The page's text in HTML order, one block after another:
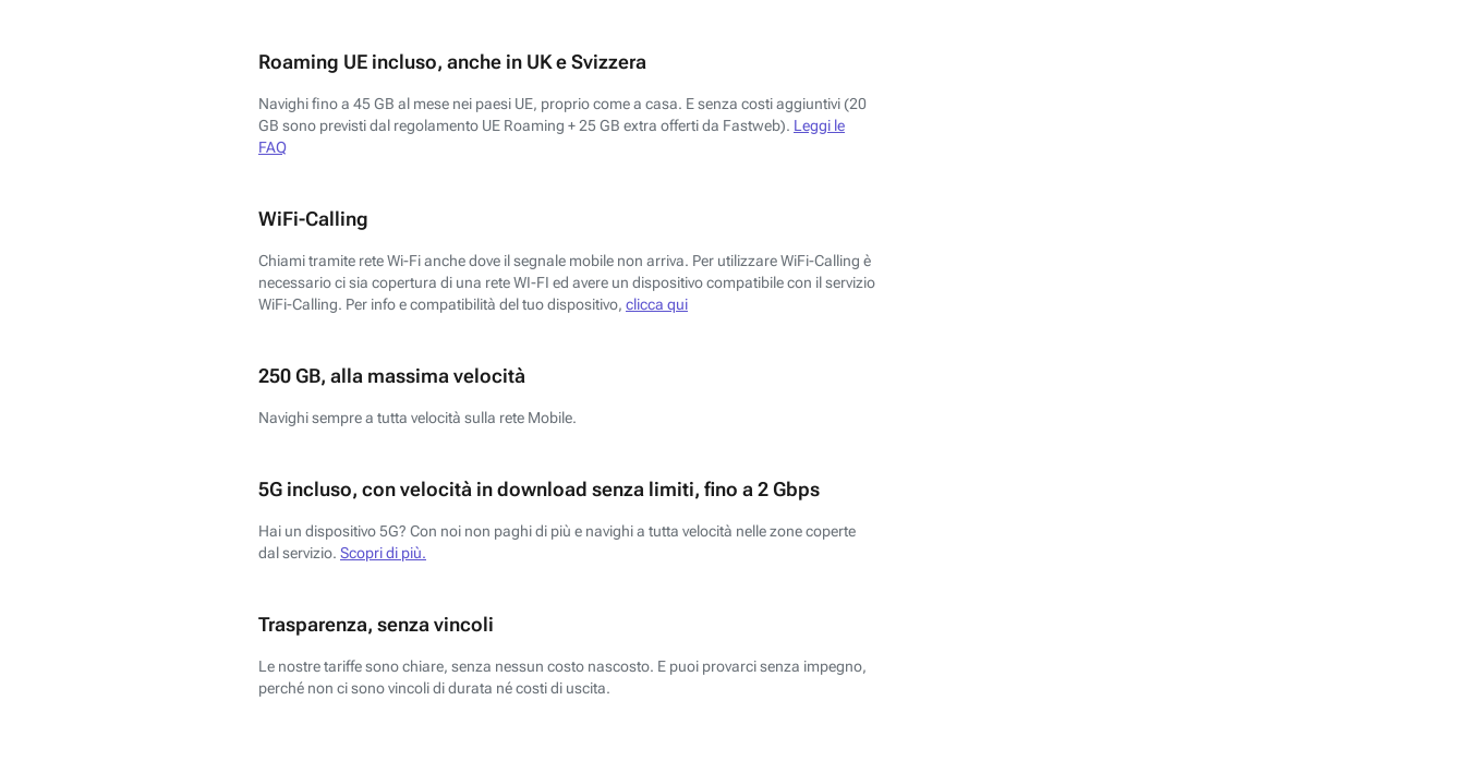
Roaming UE incluso, anche in UK e Svizzera
Navighi fino a 45 GB al mese nei paesi UE, proprio come a casa. E senza costi aggiuntivi (20
GB sono previsti dal regolamento UE Roaming + 25 GB extra offerti da Fastweb). Leggi le
FAQ
WiFi-Calling
Chiami tramite rete Wi-Fi anche dove il segnale mobile non arriva. Per utilizzare WiFi-Calling è
necessario ci sia copertura di una rete WI-FI ed avere un dispositivo compatibile con il servizio
WiFi-Calling. Per info e compatibilità del tuo dispositivo, clicca qui
250 GB, alla massima velocità
Navighi sempre a tutta velocità sulla rete Mobile.
5G incluso, con velocità in download senza limiti, fino a 2 Gbps
Hai un dispositivo 5G? Con noi non paghi di più e navighi a tutta velocità nelle zone coperte
dal servizio. Scopri di più.
Trasparenza, senza vincoli
Le nostre tariffe sono chiare, senza nessun costo nascosto. E puoi provarci senza impegno,
perché non ci sono vincoli di durata né costi di uscita.